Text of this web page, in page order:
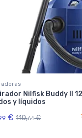
Nilfisk Buddy II
y líquidos
€ 110,64 €